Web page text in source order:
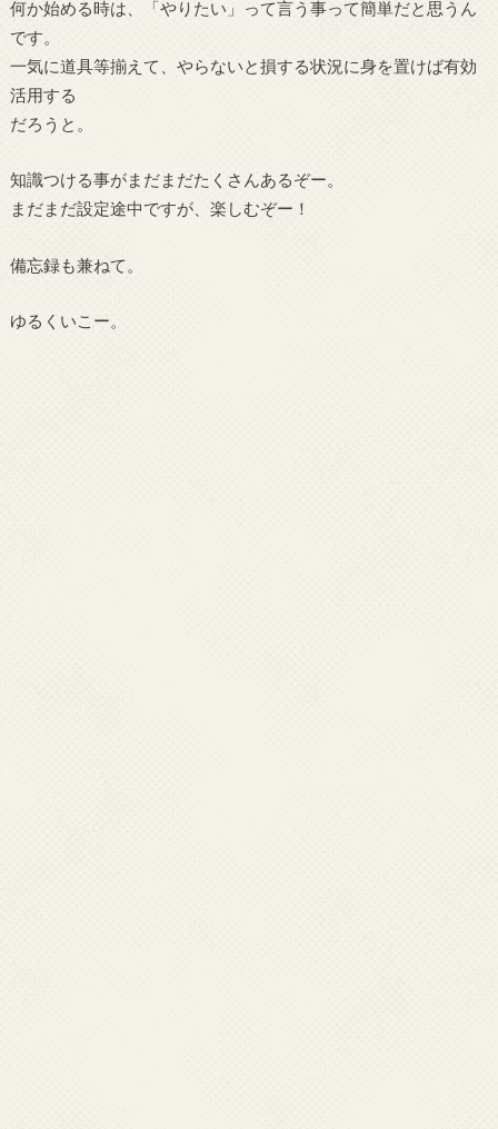
何か始める時は、「やりたい」って言う事って簡単だと思うん
です。
一気に道具等揃えて、やらないと損する状況に身を置けば有効
活用する
だろうと。
知識つける事がまだまだたくさんあるぞー。
まだまだ設定途中ですが、楽しむぞー！
備忘録も兼ねて。
ゆるくいこー。